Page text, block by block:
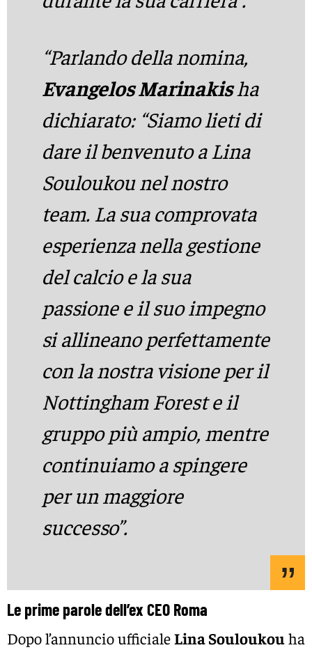
“Parlando della nomina,
Evangelos Marinakisha
dichiarato: “Siamo lieti di
dare il benvenuto a Lina
Souloukou nel nostro
team. La sua comprovata
esperienza nella gestione
del calcio e la sua
passione e il suo impegno
si allineano perfettamente
con la nostra visione per il
Nottingham Forest e il
gruppo più ampio, mentre
continuiamo a spingere
per un maggiore
successo”.
Le prime parole dell’ex CEO Roma
Dopo l’annuncio ufficialeLina Souloukou ha